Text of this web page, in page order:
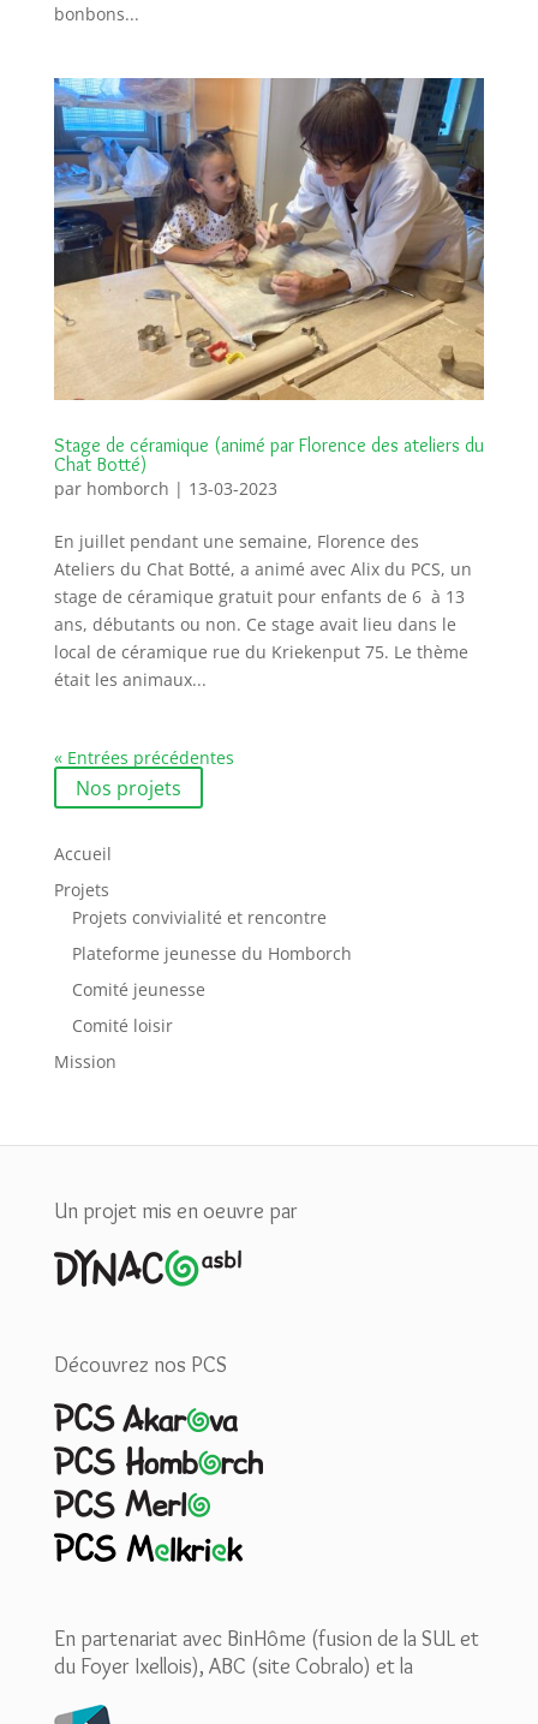
bonbons...
Stage de céramique (animé par Florence des ateliers du
Chat Botté)
par homborch | 13-03-2023
En juillet pendant une semaine, Florence des
Ateliers du Chat Botté, a animé avec Alix du PCS, un
stage de céramique gratuit pour enfants de 6 à 13
ans, débutants ou non. Ce stage avait lieu dans le
local de céramique rue du Kriekenput 75. Le thème
était les animaux...
« Entrées précédentes
Nos projets
Accueil
Projets
Projets convivialité et rencontre
Plateforme jeunesse du Homborch
Comité jeunesse
Comité loisir
Mission
Un projet mis en oeuvre par
Découvrez nos PCS
En partenariat avec BinHôme (fusion de la SUL et
du Foyer Ixellois), ABC (site Cobralo) et la